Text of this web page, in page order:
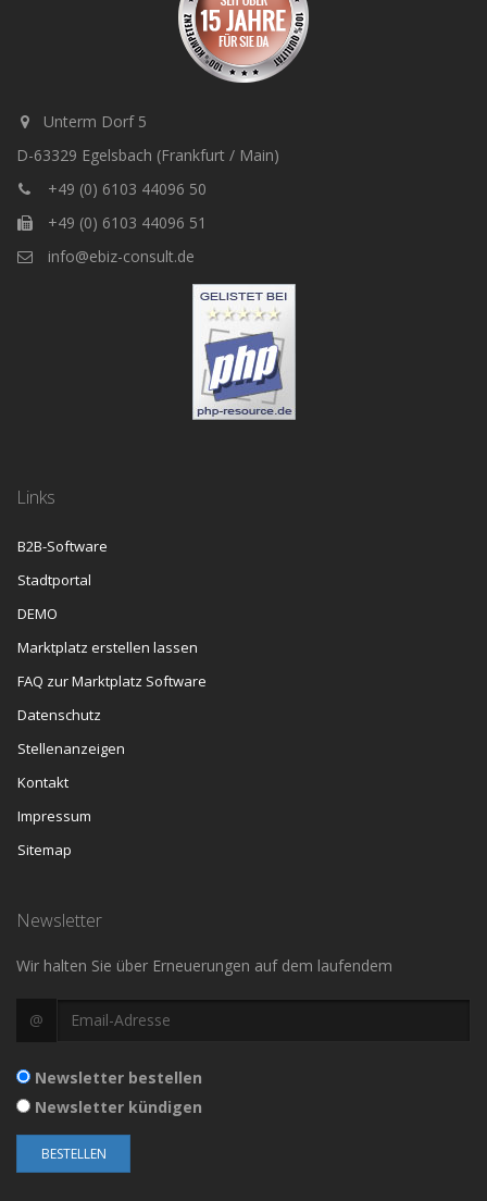
Unterm Dorf 5
D-63329 Egelsbach (Frankfurt / Main)
+49 (0) 6103 44096 50
+49 (0) 6103 44096 51
info@ebiz-consult.de
Links
B2B-Software
Stadtportal
DEMO
Marktplatz erstellen lassen
FAQ zur Marktplatz Software
Datenschutz
Stellenanzeigen
Kontakt
Impressum
Sitemap
Newsletter
Wir halten Sie über Erneuerungen auf dem laufendem
@
Newsletter bestellen
Newsletter kündigen